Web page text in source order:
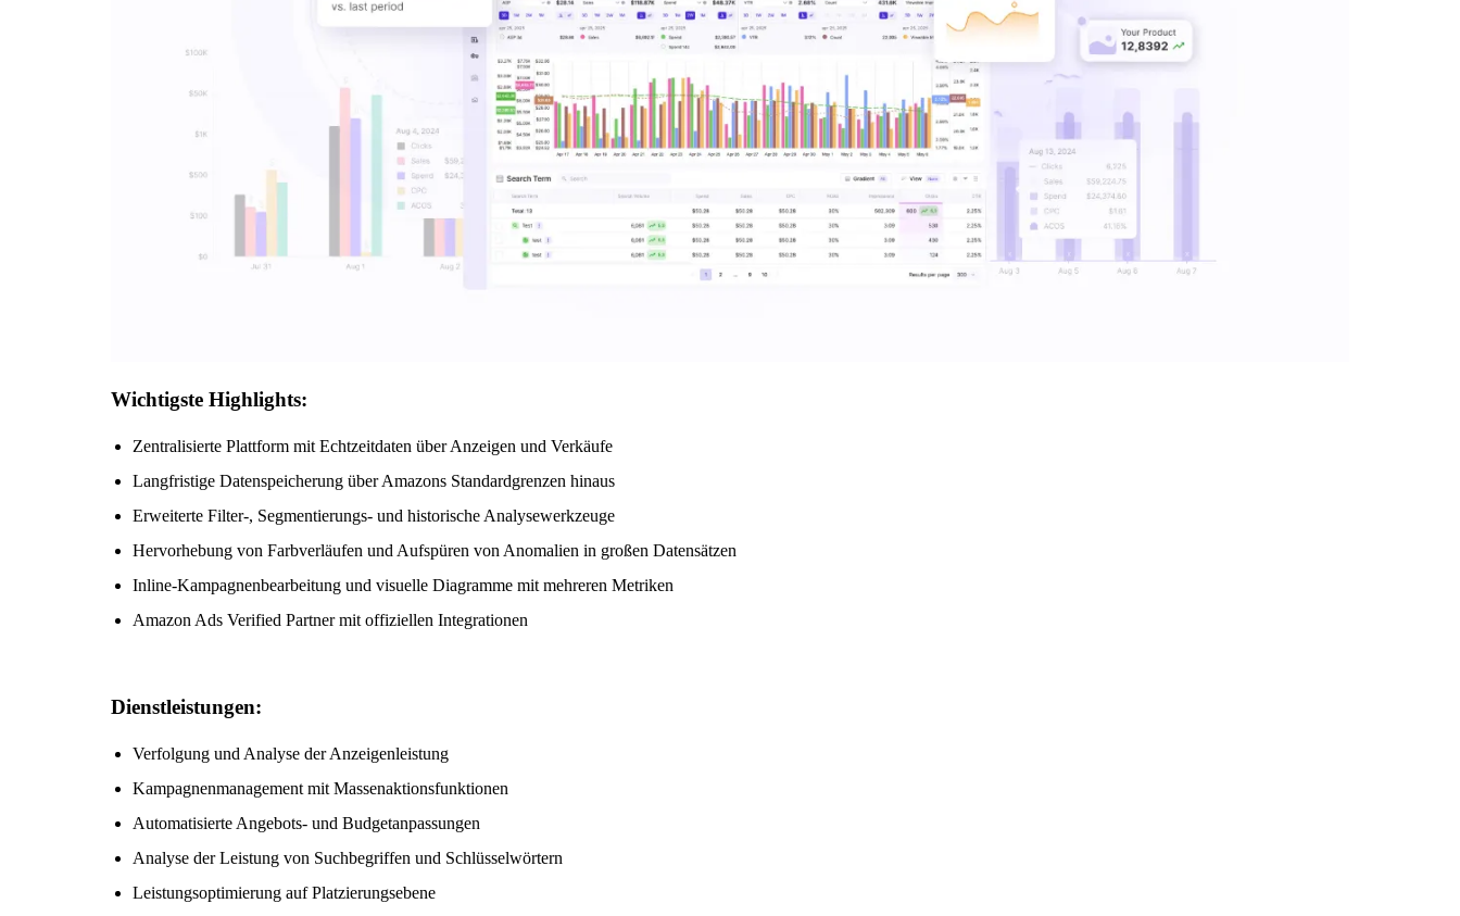
Wichtigste Highlights:
Zentralisierte Plattform mit Echtzeitdaten über Anzeigen und Verkäufe
Langfristige Datenspeicherung über Amazons Standardgrenzen hinaus
Erweiterte Filter-, Segmentierungs- und historische Analysewerkzeuge
Hervorhebung von Farbverläufen und Aufspüren von Anomalien in großen Datensätzen
Inline-Kampagnenbearbeitung und visuelle Diagramme mit mehreren Metriken
Amazon Ads Verified Partner mit offiziellen Integrationen
Dienstleistungen:
Verfolgung und Analyse der Anzeigenleistung
Kampagnenmanagement mit Massenaktionsfunktionen
Automatisierte Angebots- und Budgetanpassungen
Analyse der Leistung von Suchbegriffen und Schlüsselwörtern
Leistungsoptimierung auf Platzierungsebene